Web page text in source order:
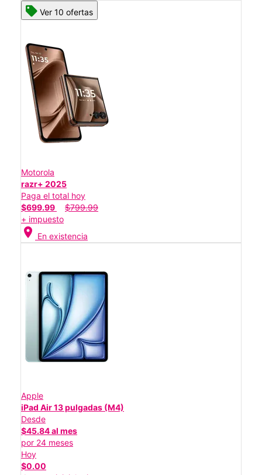
Ver 10 ofertas
Motorola
razr+ 2025
Paga el total hoy
$699.99
$799.99
+ impuesto
location_on En existencia
Apple
iPad Air 13 pulgadas (M4)
Desde
$45.84 al mes
por 24 meses
Hoy
$0.00